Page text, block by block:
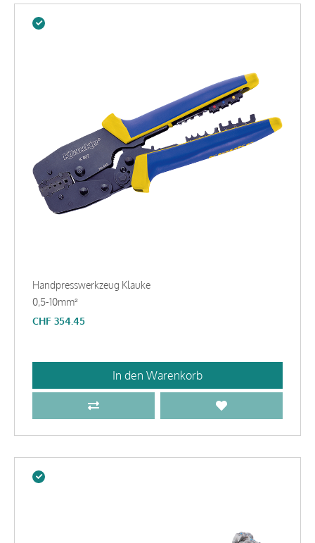
Handpresswerkzeug Klauke
0,5-10mm²
CHF 354.45
In den Warenkorb